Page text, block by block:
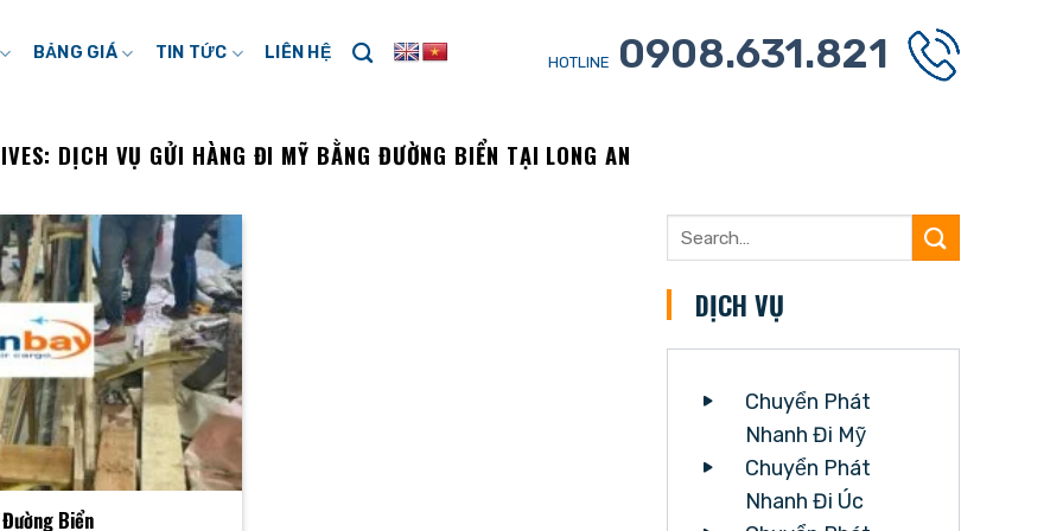
BẢNG GIÁ TIN TỨC LIÊN HỆ HOTLINE 0908.631.821
DỊCH VỤ GỬI HÀNG ĐI MỸ BẰNG ĐƯỜNG BIỂN TẠI LONG AN
Biển
DỊCH VỤ
Chuyển Phát
Nhanh Đi Mỹ
Chuyển Phát
Nhanh Đi Úc